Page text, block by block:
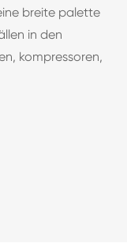
breite palette
in den
kompressoren,